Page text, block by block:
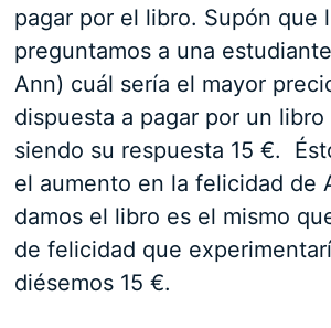
pagar por el libro. Supón que
preguntamos a una
Ann) cuál sería el mayor
dispuesta a pagar por un
siendo su respuesta 15 €.
el aumento en la felicidad de
damos el libro es el mismo
de felicidad que
diésemos 15 €.